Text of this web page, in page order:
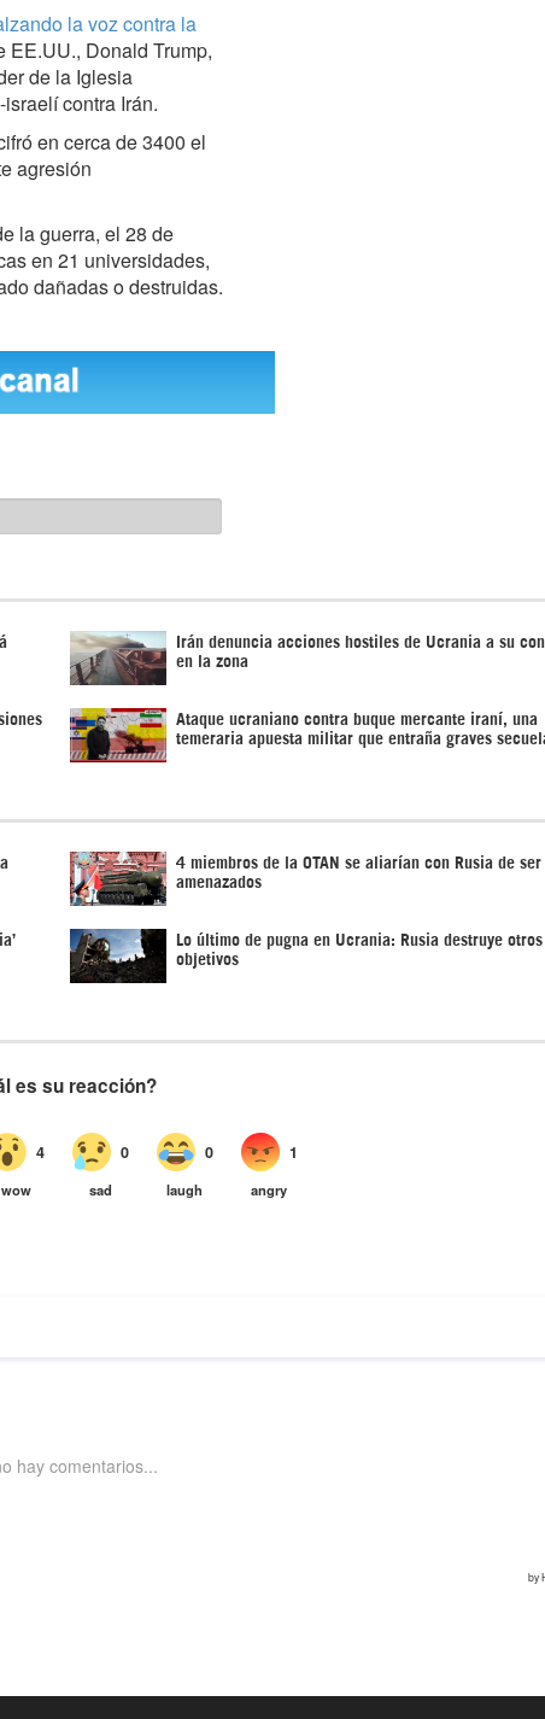
la voz contra la
EE.UU., Donald Trump,
de la Iglesia
contra Irán.
en cerca de 3400 el
agresión
la guerra, el 28 de
en 21 universidades,
dañadas o destruidas.
Irán denuncia acciones hostiles de Ucrania a su
en la zona
Ataque ucraniano contra buque mercante iraní, una
temeraria apuesta militar que entraña graves
4 miembros de la OTAN se aliarían con Rusia de ser
amenazados
Lo último de pugna en Ucrania: Rusia destruye
objetivos